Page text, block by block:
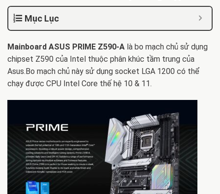
Mục Lục
Mainboard ASUS PRIME Z590-A là bo mạch chủ sử dụng
chipset Z590 của Intel thuộc phân khúc tầm trung của
Asus.Bo mạch chủ này sử dụng socket LGA 1200 có thể
chạy được CPU Intel Core thế hệ 10 & 11.